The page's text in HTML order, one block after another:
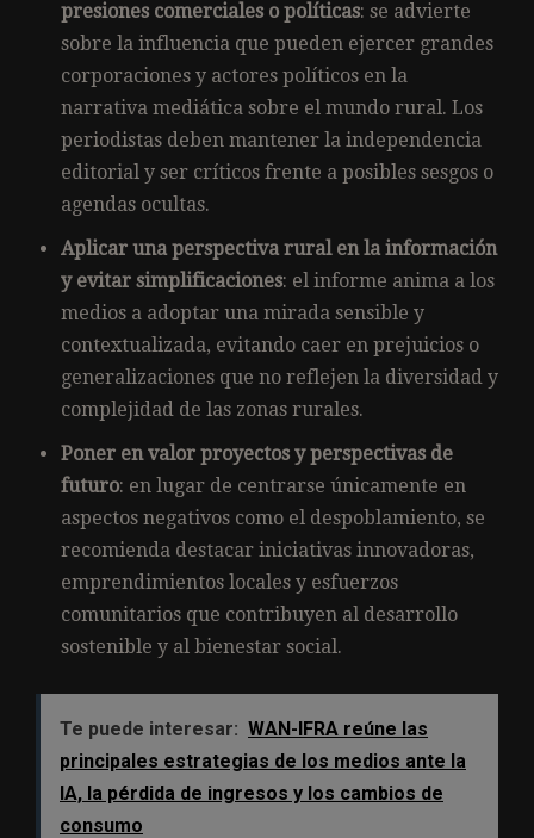
presiones comerciales o políticas: se advierte
sobre la influencia que pueden ejercer grandes
corporaciones y actores políticos en la
narrativa mediática sobre el mundo rural. Los
periodistas deben mantener la independencia
editorial y ser críticos frente a posibles sesgos o
agendas ocultas.
Aplicar una perspectiva rural en la información
y evitar simplificaciones: el informe anima a los
medios a adoptar una mirada sensible y
contextualizada, evitando caer en prejuicios o
generalizaciones que no reflejen la diversidad y
complejidad de las zonas rurales.
Poner en valor proyectos y perspectivas de
futuro: en lugar de centrarse únicamente en
aspectos negativos como el despoblamiento, se
recomienda destacar iniciativas innovadoras,
emprendimientos locales y esfuerzos
comunitarios que contribuyen al desarrollo
sostenible y al bienestar social.
Te puede interesar: WAN-IFRA reúne las
principales estrategias de los medios ante la
IA, la pérdida de ingresos y los cambios de
consumo